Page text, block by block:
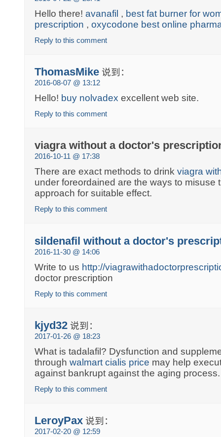
Hello there!avanafil , best fat burner for
prescription ,oxycodone best online
Reply to this comment
ThomasMike 说到：
2016-08-07 @ 13:12
Hello! buy nolvadex excellent web site.
Reply to this comment
viagra without a doctor's
2016-10-11 @ 17:38
There are exact methods to drinkviagra
under foreordained are the ways to misuse
approach for suitable effect.
Reply to this comment
sildenafil without a doctor's
2016-11-30 @ 14:06
Write to us http://
doctor prescription
Reply to this comment
kjyd32 说到：
2017-01-26 @ 18:23
What is tadalafil? Dysfunction and
throughwalmart cialis price may help
against bankrupt against the aging process.
Reply to this comment
LeroyPax 说到：
2017-02-20 @ 12:59